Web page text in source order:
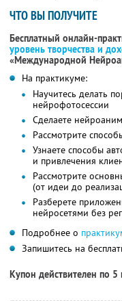
ЧТО ВЫ ПОЛУЧИТЕ
Бесплатный онлайн-
уровень творчества и
«Международной
На практикуме:
Научитесь делать
нейрофотосессии
Сделаете
Рассмотрите
Узнаете способы
и привлечения
Рассмотрите
(от идеи до
Разберете
нейросетями без
Подробнее о
Запишитесь на
Купон действителен по